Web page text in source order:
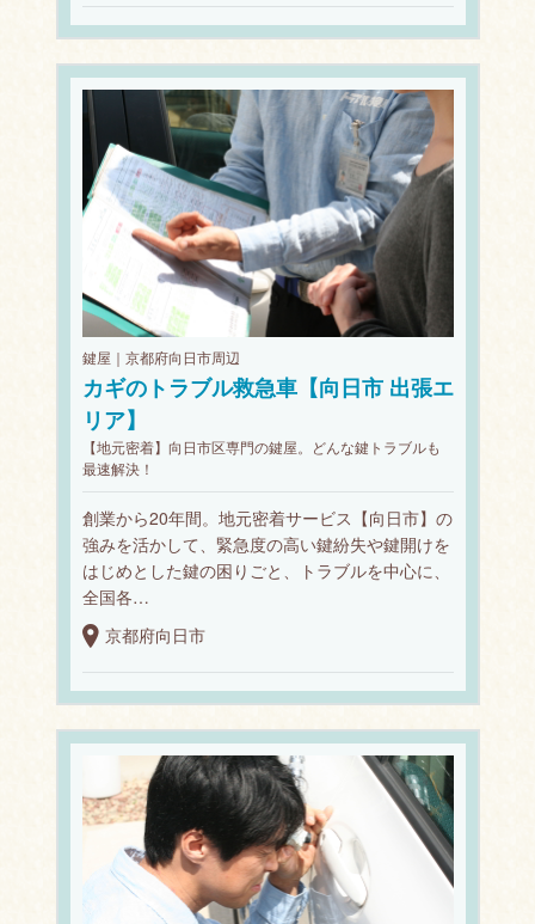
鍵屋｜京都府向日市周辺
カギのトラブル救急車【向日市 出張エ
リア】
【地元密着】向日市区専門の鍵屋。どんな鍵トラブルも
最速解決！
創業から20年間。地元密着サービス【向日市】の
強みを活かして、緊急度の高い鍵紛失や鍵開けを
はじめとした鍵の困りごと、トラブルを中心に、
全国各…
京都府向日市